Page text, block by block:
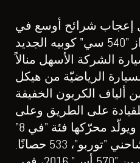
إعجاب شرائح أوسع في
السوق، من خلال طراز "540 سي" كوبيه الجديد
الشركة الأسهل منالاً
الرياضيّة من هيكل
الكربون الخفيفة
على الطريق وعلى
الحلبات، على حدّ سواء. ويولّد محرّكها فئة "في 8"
سعة 3,8 ليترات مع شاحني "توربو"، 533 حصانًا.